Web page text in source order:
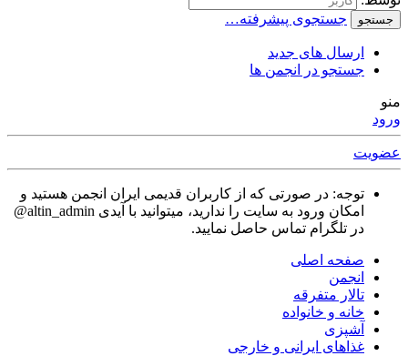
جستجو جستجوی پیشرفته…
ارسال های جدید
جستجو در انجمن ها
منو
ورود
عضویت
توجه: در صورتی که از کاربران قدیمی ایران انجمن هستید و
امکان ورود به سایت را ندارید، میتوانید با آیدی altin_admin@
در تلگرام تماس حاصل نمایید.
صفحه اصلی
انجمن
تالار متفرقه
خانه و خانواده
آشپزی
غذاهای ایرانی و خارجی